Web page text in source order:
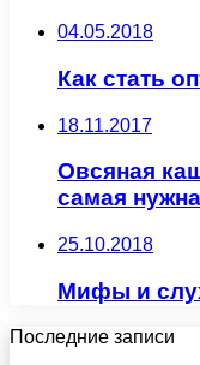
04.05.2018
Как стать
18.11.2017
Овсяная
самая
25.10.2018
Мифы и
Последние записи